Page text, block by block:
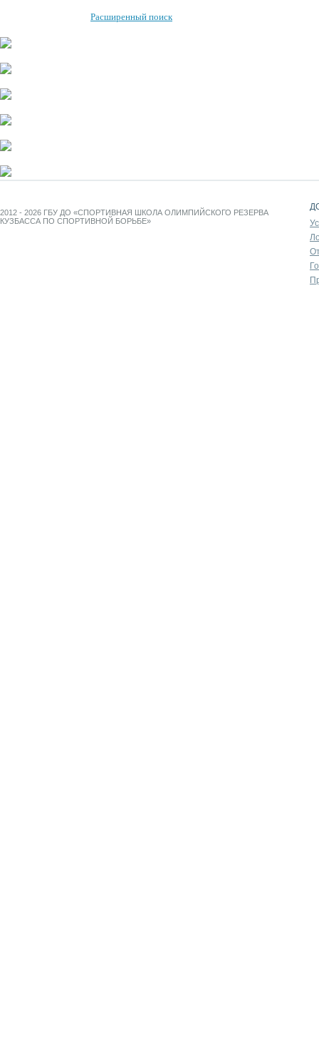
Расширенный поиск
2012 - 2026 ГБУ ДО «СПОРТИВНАЯ ШКОЛА ОЛИМПИЙСКОГО РЕЗЕРВА
КУЗБАССА ПО СПОРТИВНОЙ БОРЬБЕ»